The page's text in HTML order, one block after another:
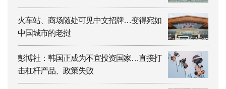
火车站、商场随处可见中文招牌…变得宛如
中国城市的老挝
彭博社：韩国正成为不宜投资国家…直接打
击杠杆产品、政策失败